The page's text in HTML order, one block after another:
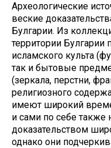
Археологические
веские
Булгарии. Из
территории Булгарии
исламского культа
так и бытовые
(зеркала, перстни,
религиозного
имеют широкий
и сами по себе
доказательством
однако они